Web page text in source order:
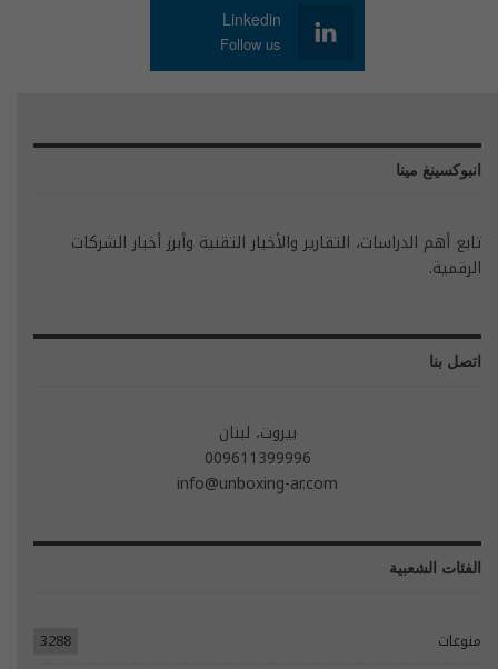
Linkedin
Follow us
انبوكسينغ مينا
تابع أهم الدراسات، التقارير والأخبار التقنية وأبرز أخبار الشركات
الرقمية.
اتصل بنا
بيروت، لبنان
009611399996
info@unboxing-ar.com
الفئات الشعبية
منوعات
3288